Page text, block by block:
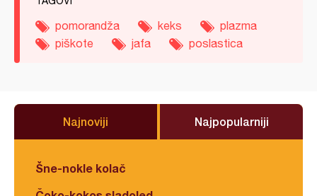
pomorandža keks
plazma
piškote
jafa poslastica
Najnoviji Najpopularniji
Šne-nokle kolač